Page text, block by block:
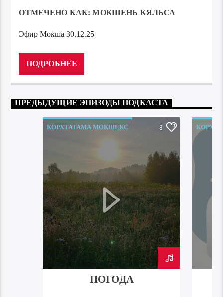
ОТМЕЧЕНО КАК:МОКШЕНЬ КЯЛЬСА
Эфир Мокша 30.12.25
ПОДРОБНЕЕ
ПРЕДЫДУЩИЕ ЭПИЗОДЫ ПОДКАСТА
КОРХТАТАМА МОКШЕКС 8
ПОГОДА